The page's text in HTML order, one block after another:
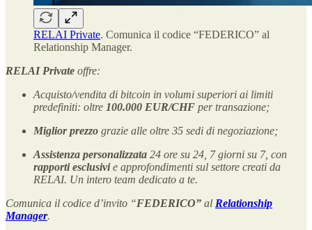
RELAI Private. Comunica il codice “FEDERICO” al
Relationship Manager.
RELAI Private offre:
Acquisto/vendita di bitcoin in volumi superiori ai limiti
predefiniti: oltre 100.000 EUR/CHF per transazione;
Miglior prezzo grazie alle oltre 35 sedi di negoziazione;
Assistenza personalizzata 24 ore su 24, 7 giorni su 7, con
rapporti esclusivie approfondimenti sul settore creati da
RELAI. Un intero team dedicato a te.
Comunica il codice d’invito “FEDERICO” al Relationship
Manager.